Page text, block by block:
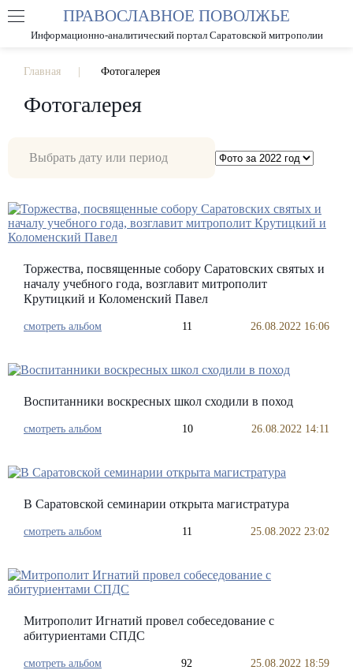
РАЗМЕР ШРИФТА А А
ПРАВОСЛАВНОЕ ПОВОЛЖЬЕ
Информационно-аналитический портал Саратовской митрополии
Главная Фотогалерея
Фотогалерея
Торжества, посвященные собору Саратовских святых и
началу учебного года, возглавит митрополит
Крутицкий и Коломенский Павел
смотреть альбом 11 26.08.2022 16:06
Воспитанники воскресных школ сходили в поход
смотреть альбом 10 26.08.2022 14:11
В Саратовской семинарии открыта магистратура
смотреть альбом 11 25.08.2022 23:02
Митрополит Игнатий провел собеседование с
абитуриентами СПДС
смотреть альбом 92 25.08.2022 18:59